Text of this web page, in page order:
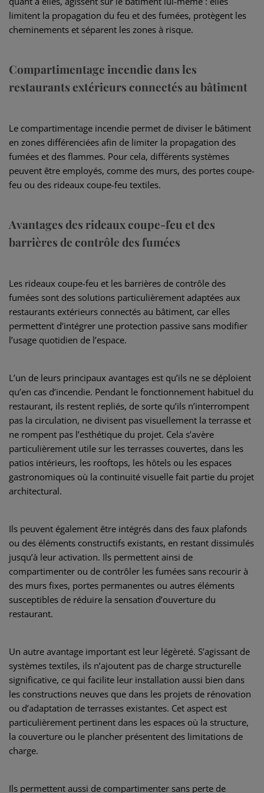
limitent la propagation du feu et des fumées, protègent les
cheminements et séparent les zones à risque.
Compartimentage incendie dans les
restaurants extérieurs connectés au bâtiment
Le compartimentage incendie permet de diviser le bâtiment
en zones différenciées afin de limiter la propagation des
fumées et des flammes. Pour cela, différents systèmes
peuvent être employés, comme des murs, des portes coupe-
feu ou des rideaux coupe-feu textiles.
Avantages des rideaux coupe-feu et des
barrières de contrôle des fumées
Les rideaux coupe-feu et les barrières de contrôle des
fumées sont des solutions particulièrement adaptées aux
restaurants extérieurs connectés au bâtiment, car elles
permettent d’intégrer une protection passive sans modifier
l’usage quotidien de l’espace.
L’un de leurs principaux avantages est qu’ils ne se déploient
qu’en cas d’incendie. Pendant le fonctionnement habituel du
restaurant, ils restent repliés, de sorte qu’ils n’interrompent
pas la circulation, ne divisent pas visuellement la terrasse et
ne rompent pas l’esthétique du projet. Cela s’avère
particulièrement utile sur les terrasses couvertes, dans les
patios intérieurs, les rooftops, les hôtels ou les espaces
gastronomiques où la continuité visuelle fait partie du projet
architectural.
Ils peuvent également être intégrés dans des faux plafonds
ou des éléments constructifs existants, en restant dissimulés
jusqu’à leur activation. Ils permettent ainsi de
compartimenter ou de contrôler les fumées sans recourir à
des murs fixes, portes permanentes ou autres éléments
susceptibles de réduire la sensation d’ouverture du
restaurant.
Un autre avantage important est leur légèreté. S’agissant de
systèmes textiles, ils n’ajoutent pas de charge structurelle
significative, ce qui facilite leur installation aussi bien dans
les constructions neuves que dans les projets de rénovation
ou d’adaptation de terrasses existantes. Cet aspect est
particulièrement pertinent dans les espaces où la structure,
la couverture ou le plancher présentent des limitations de
charge.
Ils permettent aussi de compartimenter sans perte de